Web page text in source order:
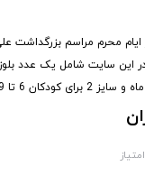
ایام محرم مراسم بزرگداشت
این سایت شامل یک عدد